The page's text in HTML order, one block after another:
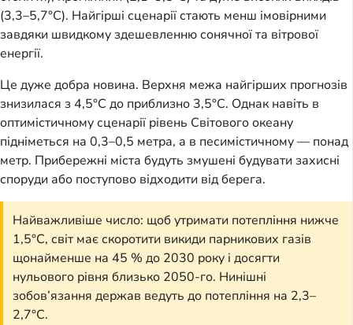
(3,3–5,7°C). Найгірші сценарії стають менш імовірними
завдяки швидкому здешевленню сонячної та вітрової
енергії.
Це дуже добра новина. Верхня межа найгірших прогнозів
знизилася з 4,5°C до приблизно 3,5°C. Однак навіть в
оптимістичному сценарії рівень Світового океану
підніметься на 0,3–0,5 метра, а в песимістичному — понад
метр. Прибережні міста будуть змушені будувати захисні
споруди або поступово відходити від берега.
Найважливіше число: щоб утримати потепління нижче
1,5°C, світ має скоротити викиди парникових газів
щонайменше на 45 % до 2030 року і досягти
нульового рівня близько 2050-го. Нинішні
зобов’язання держав ведуть до потепління на 2,3–
2,7°C.